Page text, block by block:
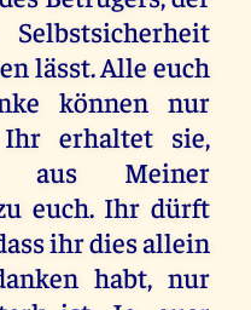
lässt. Alle euch
können nur
erhaltet sie,
aus Meiner
euch. Ihr dürft
ihr dies allein
habt, nur